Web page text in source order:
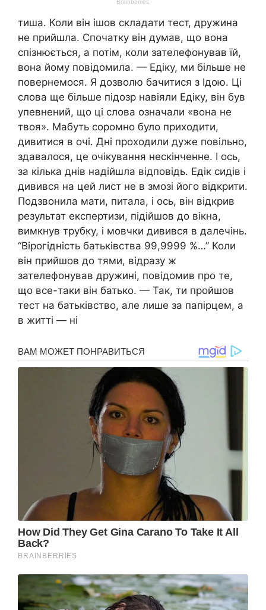
тиша. Коли він ішов складати тecт, дружина
не прийшла. Спочатку він думав, що вона
спізнюється, а потім, коли зателефонував їй,
вона йому повідомила. — Едіку, ми більше не
повернемося. Я дозволю бачитися з Ідою. Ці
слова ще більше підозр навіяли Едіку, він був
упевнений, що ці слова означали «вона не
твоя». Мабуть соромно було приходити,
дивитися в очі. Дні проходили дуже повільно,
здавалося, це очікування нескінченне. І ось,
за кілька днів надійшла відповідь. Едік сидів і
дивився на цей лист не в змозі його відкрити.
Подзвонила мати, питала, і ось, він відкрив
результат експертизи, підійшов до вікна,
вимкнув трубку, і мовчки дивився в далечінь.
“Вірогідність батьківства 99,9999 %…” Коли
він прийшов до тями, відразу ж
зателефонував дружині, повідомив про те,
що все-таки він батько. — Так, ти пройшов
тecт на батьківство, але лише за папірцем, а
в житті — ні